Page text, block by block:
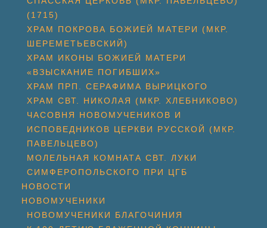
(1715)
ХРАМ ПОКРОВА БОЖИЕЙ МАТЕРИ (МКР.
ШЕРЕМЕТЬЕВСКИЙ)
ХРАМ ИКОНЫ БОЖИЕЙ МАТЕРИ
«ВЗЫСКАНИЕ ПОГИБШИХ»
ХРАМ ПРП. СЕРАФИМА ВЫРИЦКОГО
ХРАМ СВТ. НИКОЛАЯ (МКР. ХЛЕБНИКОВО)
ЧАСОВНЯ НОВОМУЧЕНИКОВ И
ИСПОВЕДНИКОВ ЦЕРКВИ РУССКОЙ (МКР.
ПАВЕЛЬЦЕВО)
МОЛЕЛЬНАЯ КОМНАТА СВТ. ЛУКИ
СИМФЕРОПОЛЬСКОГО ПРИ ЦГБ
НОВОСТИ
НОВОМУЧЕНИКИ
НОВОМУЧЕНИКИ БЛАГОЧИНИЯ